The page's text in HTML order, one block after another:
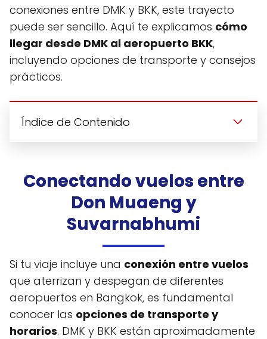
conexiones entre DMK y BKK, este trayecto
puede ser sencillo. Aquí te explicamos cómo
llegar desde DMK al aeropuerto BKK,
incluyendo opciones de transporte y consejos
prácticos.
Índice de Contenido
Conectando vuelos entre
Don Muaeng y
Suvarnabhumi
Si tu viaje incluye una conexión entre vuelos
que aterrizan y despegan de diferentes
aeropuertos en Bangkok, es fundamental
conocer las opciones de transporte y
horarios. DMK y BKK están aproximadamente